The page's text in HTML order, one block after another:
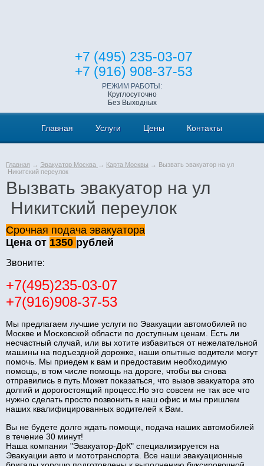
+7 (495) 235-03-07
+7 (916) 908-37-53
РЕЖИМ РАБОТЫ:
Круглосуточно
Без Выходных
Главная Услуги Цены Контакты
Главная → Эвакуатор Москва → Карта Москвы → Вызвать эвакуатор на ул
Никитский переулок
Вызвать эвакуатор на ул
Никитский переулок
Срочная подача эвакуатора
Цена от 1350 рублей
Звоните:
+7(495)235-03-07
+7(916)908-37-53
Мы предлагаем лучшие услуги по Эвакуации автомобилей по
Москве и Московской области по доступным ценам. Есть ли
несчастный случай, или вы хотите избавиться от нежелательной
машины на подъездной дорожке, наши опытные водители могут
помочь. Мы приедем к вам и предоставим необходимую
помощь, в том числе помощь на дороге, чтобы вы снова
отправились в путь.Может показаться, что вызов эвакуатора это
долгий и дорогостоящий процесс.Но это совсем не так все что
нужно сделать просто позвонить в наш офис и мы пришлем
наших квалифицированных водителей к Вам.
Вы не будете долго ждать помощи, подача наших автомобилей
в течение 30 минут!
Наша компания "Эвакуатор-ДоК" специализируется на
Эвакуации авто и мототранспорта. Все наши эвакуационные